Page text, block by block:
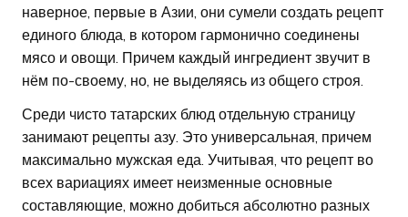
наверное, первые в Азии, они сумели создать рецепт
единого блюда, в котором гармонично соединены
мясо и овощи. Причем каждый ингредиент звучит в
нём по-своему, но, не выделяясь из общего строя.
Среди чисто татарских блюд отдельную страницу
занимают рецепты азу. Это универсальная, причем
максимально мужская еда. Учитывая, что рецепт во
всех вариациях имеет неизменные основные
составляющие, можно добиться абсолютно разных